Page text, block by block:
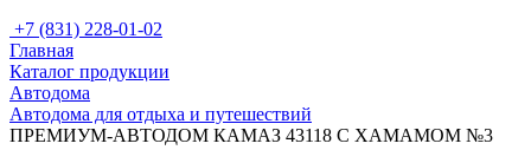
+7 (831) 228-01-02
Главная
Каталог продукции
Автодома
Автодома для отдыха и путешествий
ПРЕМИУМ-АВТОДОМ КАМАЗ 43118 С ХАМАМОМ №3